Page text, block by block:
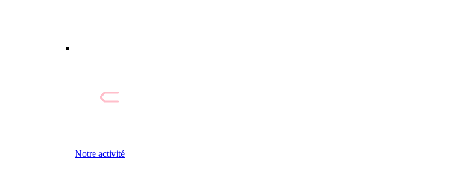
Notre activité